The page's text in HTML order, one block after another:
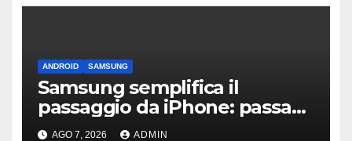
ANDROID SAMSUNG
Samsung semplifica il
passaggio da iPhone: passa
WhatsApp e c’è l’assistenza
AGO 7, 2026 ADMIN